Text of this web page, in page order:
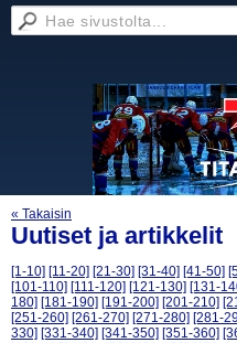
« Takaisin
Uutiset ja artikkelit
[1-10] [11-20] [21-30] [31-40] [41-50]
[101-110] [111-120] [121-130] [131-
180] [181-190] [191-200] [201-210]
[251-260] [261-270] [271-280] [281-
330] [331-340] [341-350] [351-360]